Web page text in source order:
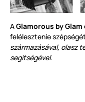
AGlamorous by Glam
felélesztenie
származásával, olasz
segítségével.